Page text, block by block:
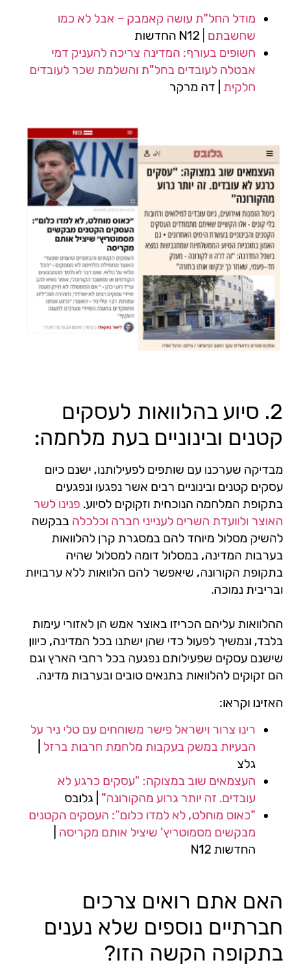
מודל החל"ת עושה קאמבק – אבל לא כמו
שחשבתם
חשופים בעורף: המדינה צריכה להעניק דמי
אבטלה לעובדים בחל"ת והשלמת שכר לעובדים
חלקית | דה מרקר
2. סיוע בהלוואות לעסקים
קטנים ובינוניים בעת מלחמה:
מבדיקה שערכנו עם שותפים לפעילותנו, ישנם כיום
עסקים קטנים ובינוניים רבים אשר נפגעו ונפגעים
בתקופת המלחמה הנוכחית וזקוקים לסיוע. פנינו לשר
האוצר ולוועדת השרים לענייני חברה וכלכלה בבקשה
להשיק מסלול מיוחד להם במסגרת קרן להלוואות
בערבות המדינה, במסלול דומה למסלול שהיה
בתקופת הקורונה, שיאפשר להם הלוואות ללא ערבויות
ובריבית נמוכה.
ההלוואות עליהם הכריזו באוצר אמש הן לאזורי עימות
בלבד, ונמשיך לפעול כדי שהן ישתנו בכל המדינה, כיוון
שישנם עסקים שפעילותם נפגעה בכל רחבי הארץ וגם
הם זקוקים להלוואות בתנאים טובים ובערבות מדינה.
האזינו וקראו:
רינו צרור וישראל פישר משוחחים עם טלי ניר על
הבעיות במשק בעקבות מלחמת חרבות ברזל
גלצ
העצמאים שוב במצוקה: "עסקים כרגע לא
עובדים. זה יותר גרוע מהקורונה" | גלובס
"כאוס מוחלט, לא למדו כלום": העסקים הקטנים
מבקשים מסמוטריץ' שיציל אותם מקריסה
החדשות N12
האם אתם רואים צרכים
חברתיים נוספים שלא נענים
בתקופה הקשה הזו?